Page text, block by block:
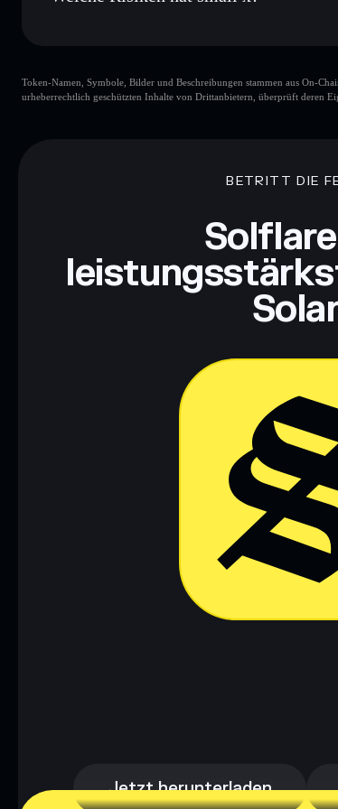
Token-Namen, Symbole, Bilder und Beschreibungen stammen aus On-
urheberrechtlich geschützten Inhalte von Drittanbietern, überprüft deren
BETRITT DIE
Jetzt herunterladen